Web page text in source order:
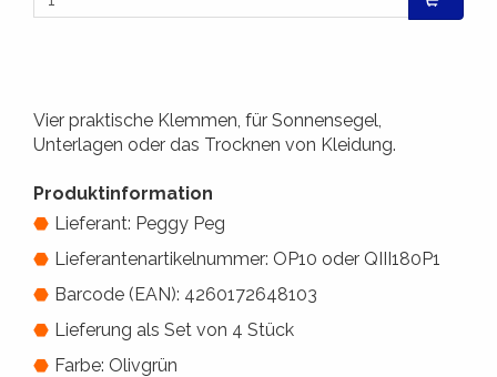
Vier praktische Klemmen, für Sonnensegel,
Unterlagen oder das Trocknen von Kleidung.
Produktinformation
Lieferant: Peggy Peg
Lieferantenartikelnummer: OP10 oder QIII180P1
Barcode (EAN): 4260172648103
Lieferung als Set von 4 Stück
Farbe: Olivgrün